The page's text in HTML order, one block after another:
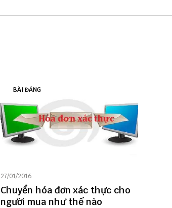
BÀI ĐĂNG
27/01/2016
Chuyển hóa đơn xác thực cho
người mua như thế nào